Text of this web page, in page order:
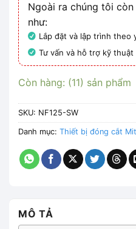
Ngoài ra chúng tôi
như:
Lắp đặt và lập trình theo
Tư vấn và hỗ trợ kỹ
Còn hàng: (11) sản phẩm
SKU: NF125-SW
Danh mục: Thiết bị đóng cắt
MÔ TẢ